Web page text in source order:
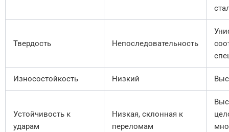
Твердость Непоследовательность
Износостойкость Низкий
Устойчивость к
ударам
Низкая, склонная к
переломам